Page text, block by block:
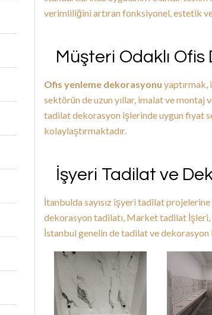
verimliliğini artıran fonksiyonel, estetik
Müşteri Odaklı
Ofis yenleme dekorasyonu yaptırmak,
sektörün de uzun yıllar, imalat ve
tadilat dekorasyon işlerinde uygun fiyat
kolaylaştırmaktadır.
İşyeri Tadilat ve
İtanbulda sayısız işyeri tadilat
dekorasyon tadilatı, Market tadilat
İstanbul genelin de tadilat ve